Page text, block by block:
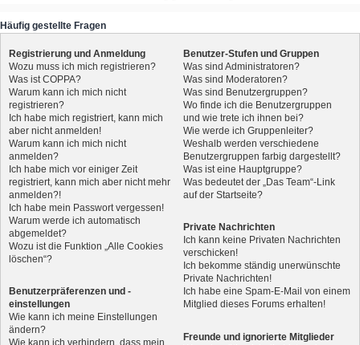
Häufig gestellte Fragen
Registrierung und Anmeldung
Wozu muss ich mich registrieren?
Was ist COPPA?
Warum kann ich mich nicht
registrieren?
Ich habe mich registriert, kann mich
aber nicht anmelden!
Warum kann ich mich nicht
anmelden?
Ich habe mich vor einiger Zeit
registriert, kann mich aber nicht mehr
anmelden?!
Ich habe mein Passwort vergessen!
Warum werde ich automatisch
abgemeldet?
Wozu ist die Funktion „Alle Cookies
löschen“?
Benutzerpräferenzen und -
einstellungen
Wie kann ich meine Einstellungen
ändern?
Benutzer-Stufen und Gruppen
Was sind Administratoren?
Was sind Moderatoren?
Was sind Benutzergruppen?
Wo finde ich die Benutzergruppen
und wie trete ich ihnen bei?
Wie werde ich Gruppenleiter?
Weshalb werden verschiedene
Benutzergruppen farbig dargestellt?
Was ist eine Hauptgruppe?
Was bedeutet der „Das Team“-Link
auf der Startseite?
Private Nachrichten
Ich kann keine Privaten Nachrichten
verschicken!
Ich bekomme ständig unerwünschte
Private Nachrichten!
Ich habe eine Spam-E-Mail von einem
Mitglied dieses Forums erhalten!
Freunde und ignorierte Mitglieder